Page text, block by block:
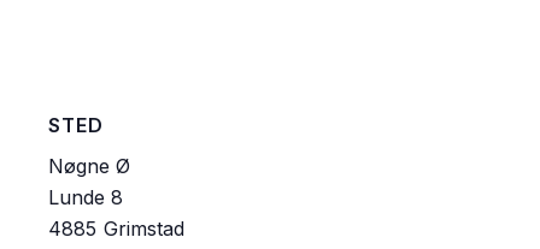
STED
Nøgne Ø
Lunde 8
Grimstad
4885